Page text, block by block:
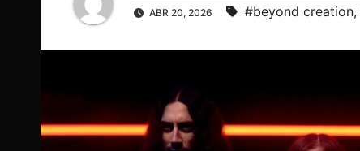
ABR 20, 2026 #beyond creation,